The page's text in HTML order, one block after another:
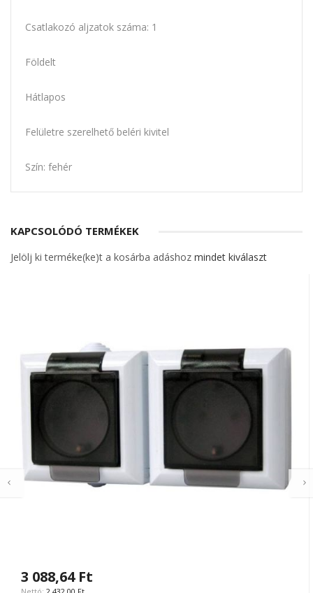
Csatlakozó aljzatok száma: 1
Földelt
Hátlapos
Felületre szerelhető beléri kivitel
Szín: fehér
KAPCSOLÓDÓ TERMÉKEK
Jelölj ki terméke(ke)t a kosárba adáshoz mindet kiválaszt
3 088,64 Ft